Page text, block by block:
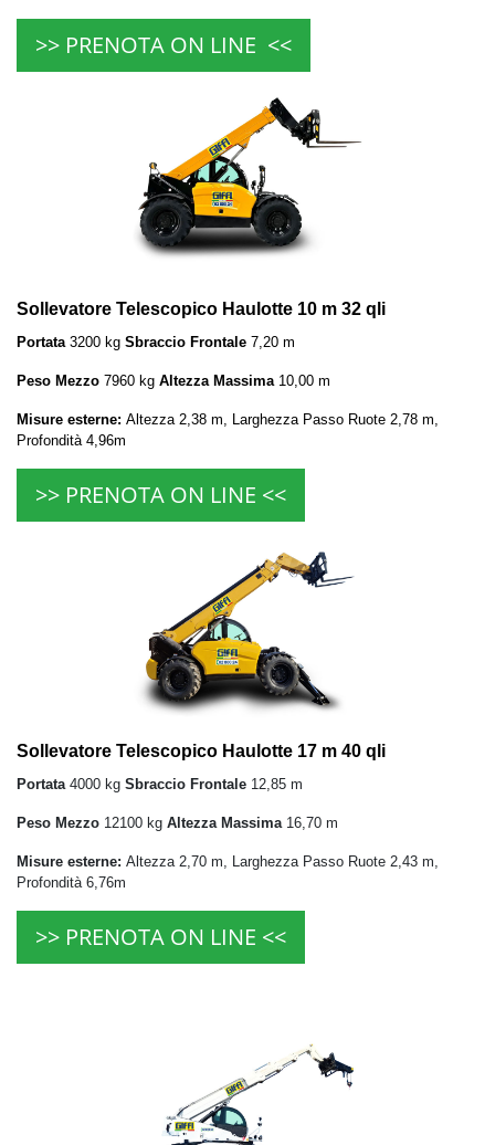
>> PRENOTA ON LINE <<
Sollevatore Telescopico Haulotte 10 m 32 qli
Portata3200 kg Sbraccio Frontale 7,20 m
Peso Mezzo 7960 kg Altezza Massima10,00 m
Misure esterne: Altezza 2,38 m, Larghezza Passo Ruote 2,78 m,
Profondità 4,96m
>> PRENOTA ON LINE <<
Sollevatore Telescopico Haulotte 17 m 40 qli
Portata 4000 kg Sbraccio Frontale 12,85 m
Peso Mezzo 12100 kg Altezza Massima 16,70 m
Misure esterne: Altezza 2,70 m, Larghezza Passo Ruote 2,43 m,
Profondità 6,76m
>> PRENOTA ON LINE <<